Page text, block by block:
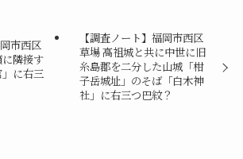
市西区
隣接す
に右三
【調査ノート】福岡市西区
草場 高祖城と共に中世に旧
糸島郡を二分した山城「柑
子岳城址」のそば「白木神
社」に右三つ巴紋？